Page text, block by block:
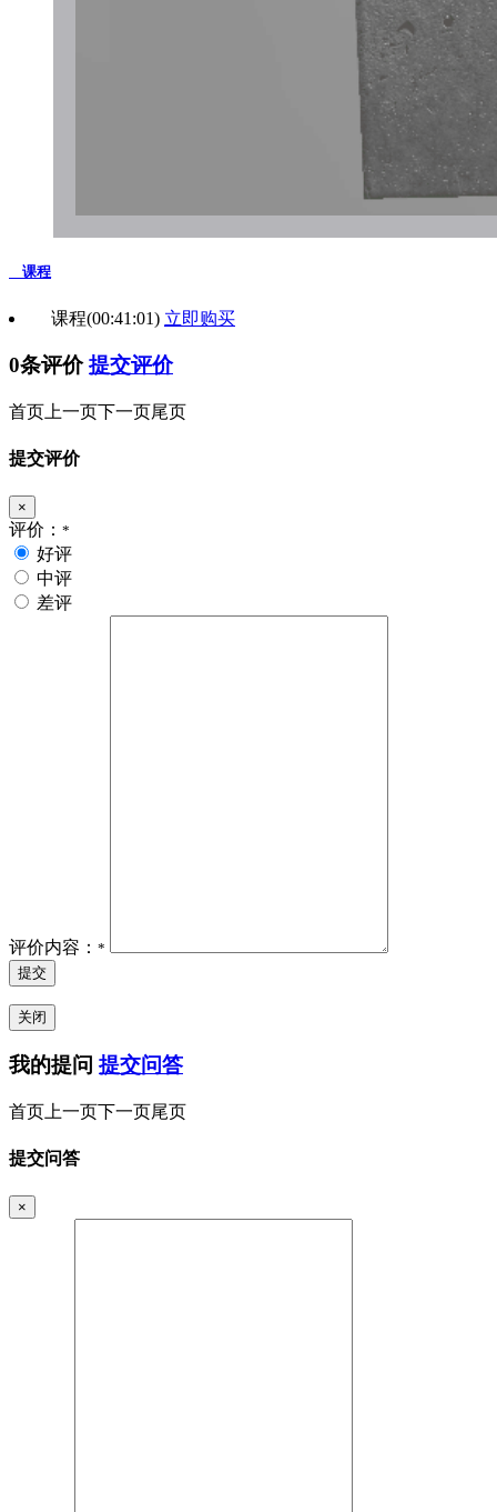
课程
课程(00:41:01) 立即购买
0条评价 提交评价
首页 上一页下一页尾页
提交评价
×
评价： *
好评
中评
差评
评价内容： *
提交
关闭
我的提问 提交问答
首页 上一页下一页尾页
提交问答
×